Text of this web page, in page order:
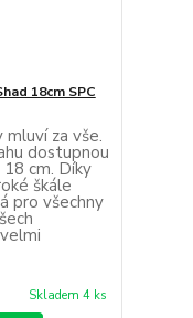
18cm SPC
za vše.
dostupnou
cm. Díky
škále
pro všechny
Skladem 4 ks